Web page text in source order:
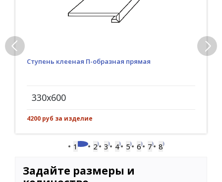
Ступень клееная П-образная прямая
330x600
4200 руб за изделие
1 2 3 4 5 6 7 8
Задайте размеры и